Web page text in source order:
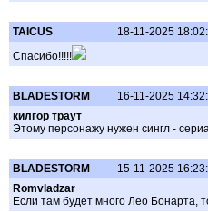
TAICUS 18-11-2025
Спасибо!!!!!
BLADESTORM
16-11-2025
килгор траут
Этому персонажу нужен сингл -
BLADESTORM
15-11-2025
Romvladzar
Если там будет много Лео Бонарта,